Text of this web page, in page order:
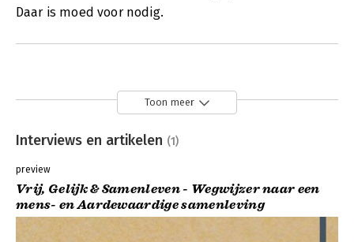
Daar is moed voor nodig.
Toon meer
Interviews en artikelen (1)
preview
Vrij, Gelijk & Samenleven - Wegwijzer naar een
mens- en Aardewaardige samenleving